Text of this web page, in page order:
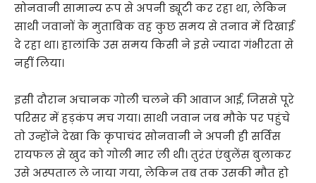
सोनवानीसामान्यरूपसे अपनीड्यूटीकररहा था,लेकिन
साथीजवानोंकेमुताबिकवहकुछसमयसेतनावमेंदिखाई
देरहा था।हालांकिउससमयकिसीनेइसेज्यादागंभीरतासे
नहींलिया।
इसीदौरान अचानकगोलीचलनेकीआवाजआई,जिससेपूरे
परिसरमेंहड़कंपमचगया।साथीजवानजबमौकेपरपहुंचे
तोउन्होंनेदेखाकिकृपाचंदसोनवानीने अपनीहीसर्विस
रायफलसेखुदकोगोलीमारली थी।तुरंतएंबुलेंसबुलाकर
उसे अस्पताललेजायागया,लेकिनतबतकउसकीमौतहो